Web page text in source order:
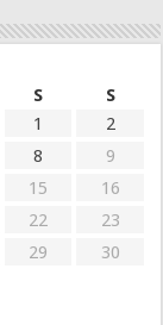
S
S
1
2
8
9
15
16
22
23
29
30